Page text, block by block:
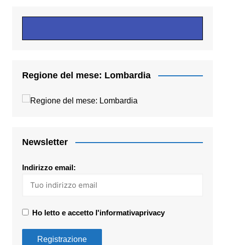
Regione del mese: Lombardia
Newsletter
Indirizzo email:
Ho letto e accetto l'informativaprivacy